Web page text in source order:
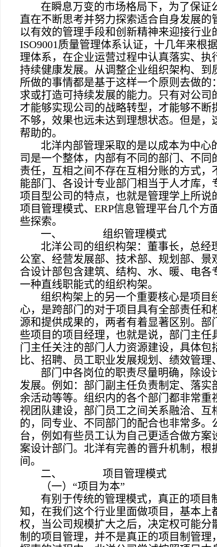
在瞬息万变的市场格局下，为了保
直在不断思考并努力探索适合自身发展
以有效的管理手段和创新精神来迎接行业
ISO9001质量管理体系认证，十几年来根
理体系，在企业运营过程中认真落实、
持续健康发展。从调整企业组织架构、
所做的事情都是基于这样一个原则去做
求或打造可持续发展的能力。只有对公
才能够实现公司的战略转型，才能够不
不够，效果也远未达到理想状态。但是
帮助的。
北洋内部管理采取的是以成本为中
司是一个整体，内部有不同的部门、不
责任，互相之间不存在互相分账的方式
能部门、各设计专业部门相当于人才库
项目型公司的特点，也就是管理学上所说
项目管理模式、ERP信息管理平台几个
些探索。
一、
组织管理模式
北洋公司的组织构架：董事长，总
公室、经营发展部、技术部、规划部、
合设计部包含建筑、结构、水、暖、电
一种直线职能式的组织构架。
组织构架上的另一个重要核心是项
心，是跨部门的对于项目具有全部责任
源和提供成果的，两者有着显著区别。
些项目的项目经理，也就是说，部门主
门主任关注的部门人力资源建设，具体
比、招聘、员工职业发展规划、绩效管
部门中各岗位的职责尽量明确，除
发展。例如：部门副主任负责制定、落
余活动等等。组织内的各个部门都非常
视团队建设，部门员工之间关系融洽、
的，同专业、不同部门的配合也非常多
台，例如有些员工认为自己更适合做方
案设计部门。北洋有完善的晋升机制，
间。
二、
项目管理模式
（一）“项目为本”
有别于传统的管理模式，真正的项
知，在我们这个行业里面做项目，基本
权，当公司规模扩大之后，决定权可能
制的项目管理，并不是真正的项目制管